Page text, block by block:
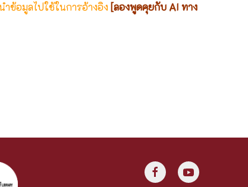
ข้อมูลไปใช้ในการอ้างอิง [ลองพูดคุยกับ AI ทาง